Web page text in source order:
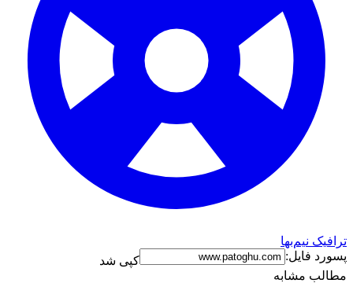
ترافیک نیم‌بها
پسورد فایل:
کپی شد
مطالب مشابه